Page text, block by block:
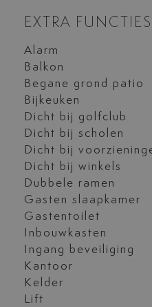
EXTRA FUNCTIES
Alarm
Balkon
Begane grond patio
Bijkeuken
Dicht bij golfclub
Dicht bij scholen
Dicht bij
Dicht bij winkels
Dubbele ramen
Gasten slaapkamer
Gastentoilet
Inbouwkasten
Ingang beveiliging
Kantoor
Kelder
Lift